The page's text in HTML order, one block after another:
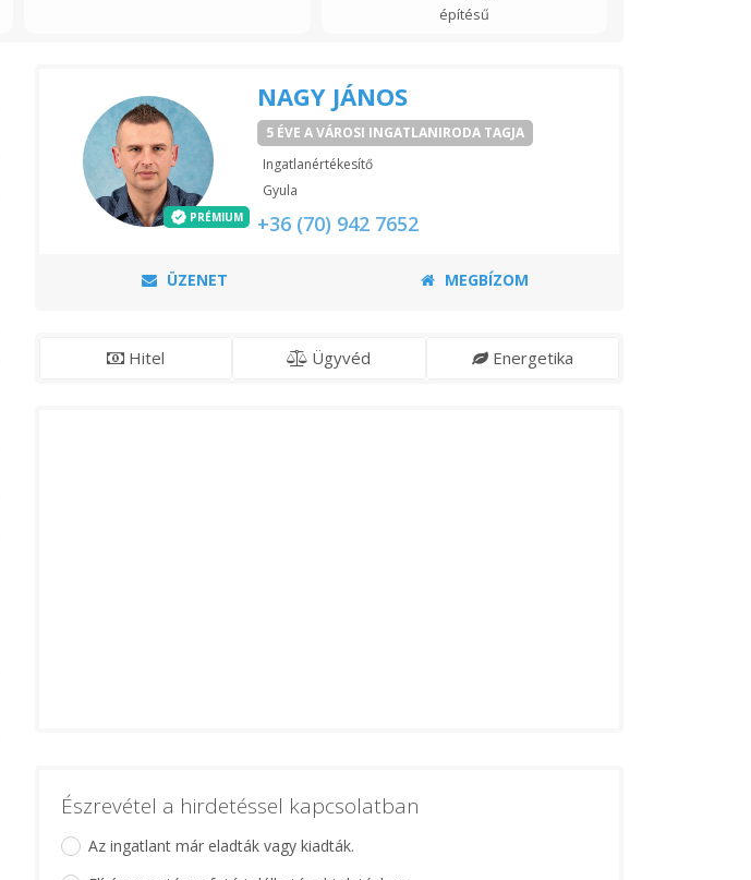
építésű
PRÉMIUM
NAGY JÁNOS
5 ÉVE A VÁROSI INGATLANIRODA TAGJA
Ingatlanértékesítő
Gyula
+36 (70) 942 7652
ÜZENET MEGBÍZOM
Hitel Ügyvéd Energetika
Észrevétel a hirdetéssel kapcsolatban
Az ingatlant már eladták vagy kiadták.